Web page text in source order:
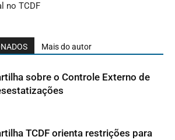
no TCDF
Mais do autor
sobre o Controle Externo de
TCDF orienta restrições para